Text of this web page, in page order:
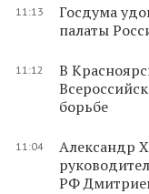
11:13
Госдума
палаты
11:12
В
борьбе
11:04
Александр
РФ